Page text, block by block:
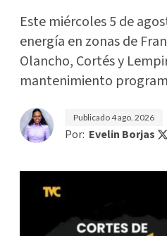
Este miércoles 5 de
energía en zonas de
Olancho, Cortés y
mantenimiento
Publicado4 ago. 2026
Por: Evelin Borjas